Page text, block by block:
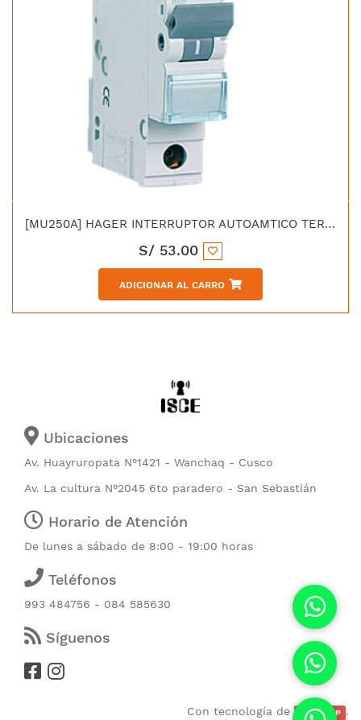
[MU250A] HAGER INTERRUPTOR AUTOAMTICO TERMOMAGNETICO C 2X50 AMP 10KA/230V - IEC 60898
S/ 53.00
ADICIONAR AL CARRO
Ubicaciones
Av. Huayruropata N°1421 - Wanchaq - Cusco
Av. La cultura N°2045 6to paradero - San Sebastián
Horario de Atención
De lunes a sábado de 8:00 - 19:00 horas
Teléfonos
993 484756 - 084 585630
Síguenos
Con tecnología de CubicERP .